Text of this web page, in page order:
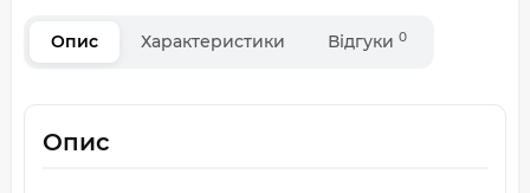
Опис Характеристики Відгуки 0
Опис